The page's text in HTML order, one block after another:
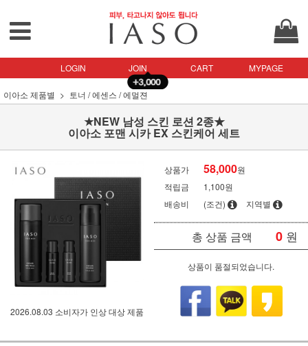
LOGIN JOIN CART MYPAGE
이아소 제품별 토너 / 에센스 / 에멀젼
★NEW 남성 스킨 로션 2종★
이아소 포맨 시카 EX 스킨케어 세트
2026.08.03 소비자가 인상 대상 제품
상품가 58,000원
적립금
1,100원
배송비
(조건) 지역별
총 상품 금액 0 원
상품이 품절되었습니다.